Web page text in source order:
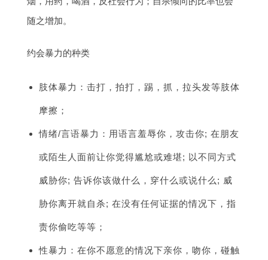
随之增加。
约会暴力的种类
肢体暴力：击打，拍打，踢，抓，拉头发等肢体
摩擦；
情绪/言语暴力：用语言羞辱你，攻击你; 在朋友
或陌生人面前让你觉得尴尬或难堪; 以不同方式
威胁你; 告诉你该做什么，穿什么或说什么; 威
胁你离开就自杀; 在没有任何证据的情况下，指
责你偷吃等等；
性暴力：在你不愿意的情况下亲你，吻你，碰触